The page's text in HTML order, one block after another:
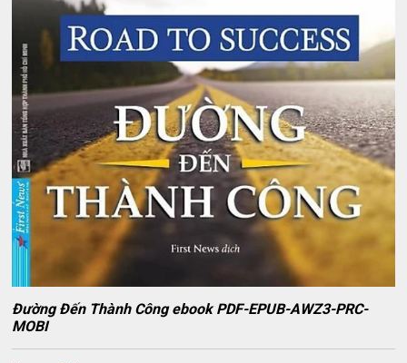
Đường Đến Thành Công ebook PDF-EPUB-AWZ3-PRC-
MOBI